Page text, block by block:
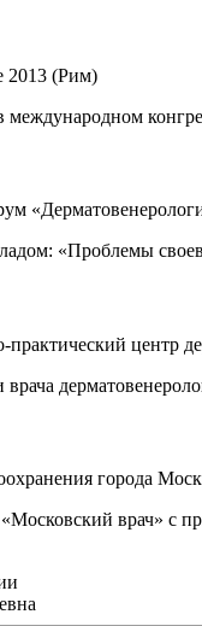
2013 (Рим)
международном
«Проблемы
практический центр
города
врач» с